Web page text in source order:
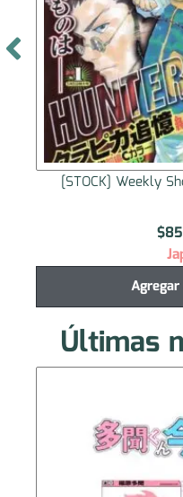
[STOCK] Weekly
$
Últimas